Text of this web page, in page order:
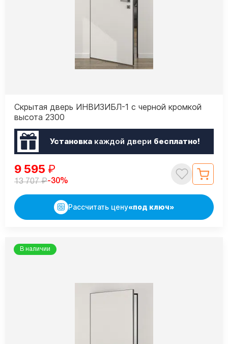
Скрытая дверь ИНВИЗИБЛ-1 с черной кромкой
высота 2300
Установкакаждой двери бесплатно!
9 595 ₽
13 707₽-30%
Рассчитать цену«под ключ»
В наличии